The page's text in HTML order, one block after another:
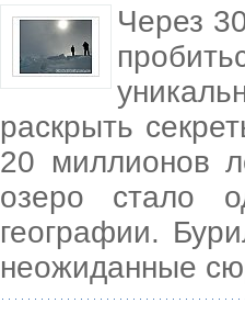
Через
раскрыть
20 миллионов
озеро стало
географии.
неожиданные